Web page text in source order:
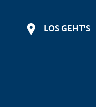
LOS GEHT'S